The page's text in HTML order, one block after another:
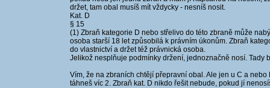
držet, tam obal musíš mít vždycky - nesníš nosit.
Kat. D
§ 15
(1) Zbraň kategorie D nebo střelivo do této zbraně může
osoba starší 18 let způsobilá k právním úkonům. Zbraň
do vlastnictví a držet též právnická osoba.
Jelikož nesplňuje podmínky držení, jednoznačně nosí. Tady
Vím, že na zbraních chtějí přepravní obal. Ale jen u C a
táhneš víc 2. Zbraň kat. D nikdo řešit nebude, pokud jí